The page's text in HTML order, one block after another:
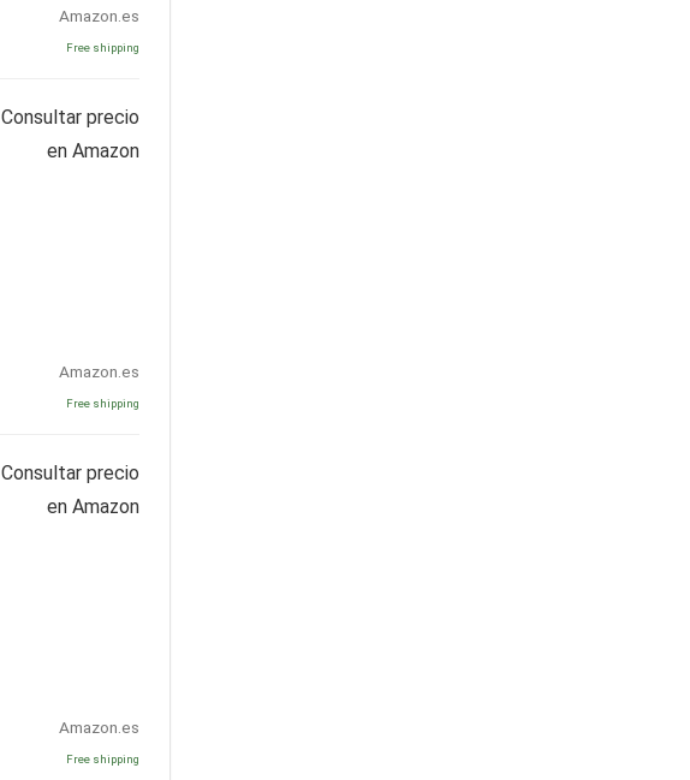
Amazon.es
Free shipping
Consultar precio
en Amazon
Amazon.es
Free shipping
Consultar precio
en Amazon
Amazon.es
Free shipping